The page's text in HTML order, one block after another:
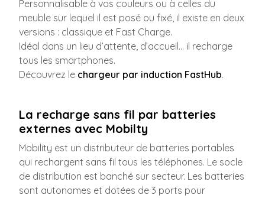
Personnalisable à vos couleurs ou à celles du
meuble sur lequel il est posé ou fixé, il existe en deux
versions : classique et Fast Charge.
Idéal dans un lieu d’attente, d’accueil… il recharge
tous les smartphones.
Découvrez le chargeur par induction FastHub.
La recharge sans fil par batteries
externes avec Mobilty
Mobility est un distributeur de batteries portables
qui rechargent sans fil tous les téléphones. Le socle
de distribution est banché sur secteur. Les batteries
sont autonomes et dotées de 3 ports pour